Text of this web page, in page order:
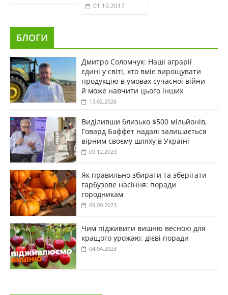
01.10.2017
БЛОГИ
Дмитро Соломчук: Наші аграрії
єдині у світі, хто вміє вирощувати
продукцію в умовах сучасної війни
й може навчити цього інших
13.02.2026
Виділивши близько $500 мільйонів,
Говард Баффет надалі залишається
вірним своєму шляху в Україні
09.12.2023
Як правильно збирати та зберігати
гарбузове насіння: поради
городникам
09.09.2023
Чим підживити вишню весною для
кращого урожаю: дієві поради
04.04.2023